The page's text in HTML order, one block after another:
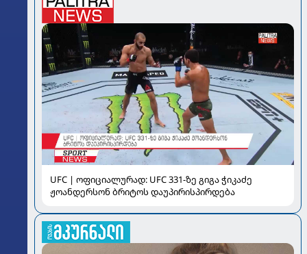
UFC | ოფიციალურად: UFC 331-ზე გიგა ჭიკაძე
ჟოანდერსონ ბრიტოს დაუპირისპირდება